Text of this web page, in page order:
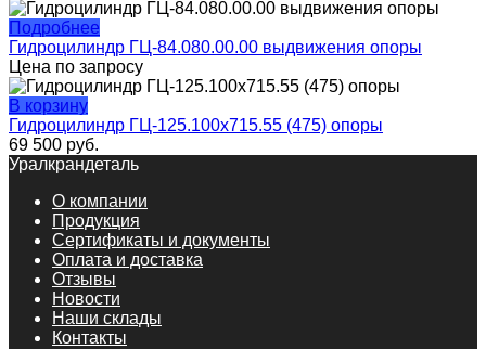
Подробнее
Гидроцилиндр ГЦ-84.080.00.00 выдвижения опоры
Цена по запросу
В корзину
Гидроцилиндр ГЦ-125.100х715.55 (475) опоры
69 500 руб.
Уралкрандеталь
О компании
Продукция
Сертификаты и документы
Оплата и доставка
Отзывы
Новости
Наши склады
Контакты